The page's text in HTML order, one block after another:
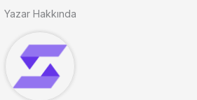
Yazar Hakkında